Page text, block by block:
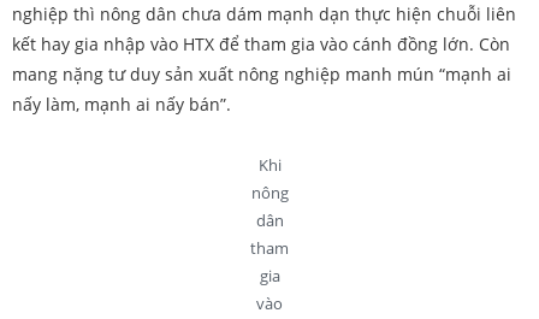
nghiệp thì nông dân chưa dám mạnh dạn thực hiện chuỗi liên
kết hay gia nhập vào HTX để tham gia vào cánh đồng lớn. Còn
mang nặng tư duy sản xuất nông nghiệp manh mún “mạnh ai
nấy làm, mạnh ai nấy bán”.
Khi
nông
dân
tham
gia
vào